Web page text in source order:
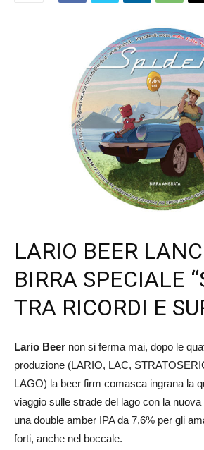
LARIO BEER
BIRRA SPECIALE
TRA RICORDI E
Lario Beer non si ferma mai, dopo le
produzione (LARIO, LAC,
LAGO) la beer firm comasca ingrana la
viaggio sulle strade del lago con la nuova
una double amber IPA da 7,6% per gli
forti, anche nel boccale.